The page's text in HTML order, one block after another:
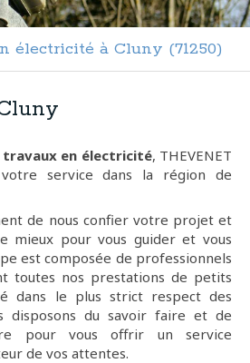
électricité à Cluny (71250)
en électricité, THEVENET
votre service dans la région de
de nous confier votre projet et
mieux pour vous guider et vous
est composée de professionnels
toutes nos prestations de petits
dans le plus strict respect des
disposons du savoir faire et de
pour vous offrir un service
de vos attentes.